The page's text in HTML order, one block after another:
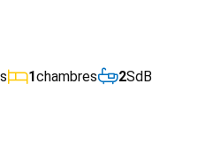
1chambres 2SdB